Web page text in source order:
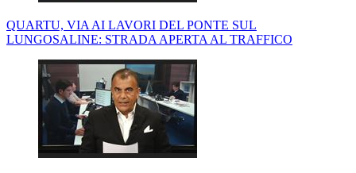
QUARTU, VIA AI LAVORI DEL PONTE SUL
LUNGOSALINE: STRADA APERTA AL TRAFFICO